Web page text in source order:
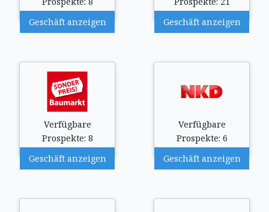
Geschäft anzeigen
Geschäft anzeigen
Verfügbare
Prospekte: 8
Geschäft anzeigen
Verfügbare
Prospekte: 6
Geschäft anzeigen